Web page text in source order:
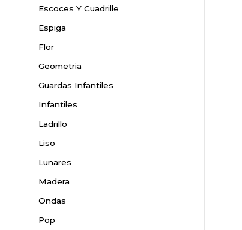
Escoces Y Cuadrille
Espiga
Flor
Geometria
Guardas Infantiles
Infantiles
Ladrillo
Liso
Lunares
Madera
Ondas
Pop